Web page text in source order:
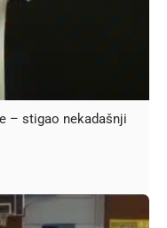
– stigao nekadašnji